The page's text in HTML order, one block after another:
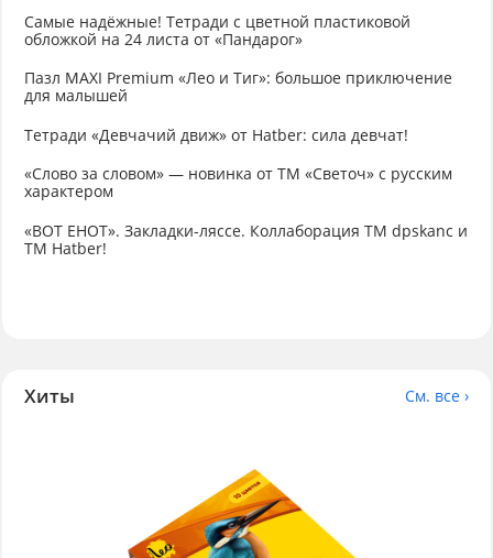
Самые надёжные! Тетради с цветной пластиковой
обложкой на 24 листа от «Пандарог»
Пазл MAXI Premium «Лео и Тиг»: большое приключение
для малышей
Тетради «Девчачий движ» от Hatber: сила девчат!
«Слово за словом» — новинка от ТМ «Светоч» с русским
характером
«ВОТ ЕНОТ». Закладки-ляссе. Коллаборация TM dpskanc и
ТМ Hatber!
Хиты См. все ›